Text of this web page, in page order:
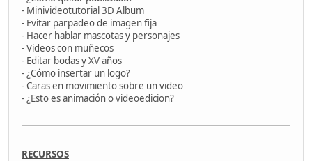
- Minivideotutorial 3D Album
- Evitar parpadeo de imagen fija
- Hacer hablar mascotas y personajes
- Videos con muñecos
- Editar bodas y XV años
- ¿Cómo insertar un logo?
- Caras en movimiento sobre un video
- ¿Esto es animación o videoedicion?
RECURSOS